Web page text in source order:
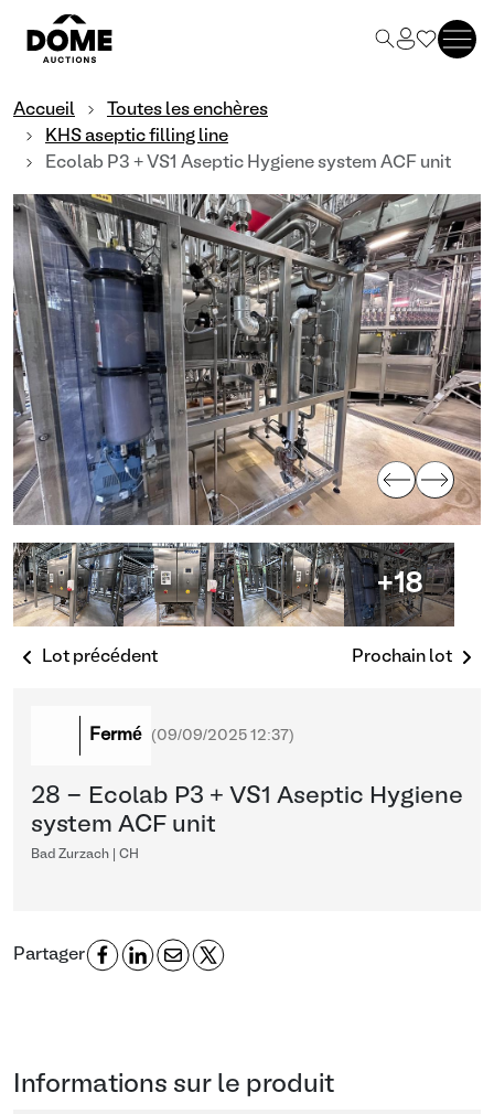
Accueil
Toutes les enchères
KHS aseptic filling line
Ecolab P3 + VS1 Aseptic Hygiene system ACF unit
+18
Lot précédent Prochain lot
Fermé (09/09/2025 12:37)
28 - Ecolab P3 + VS1 Aseptic Hygiene
system ACF unit
Bad Zurzach | CH
Partager
Informations sur le produit